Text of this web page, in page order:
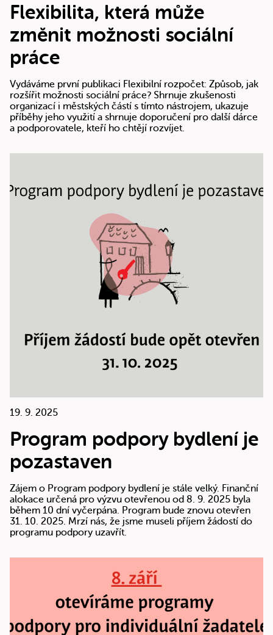
Flexibilita, která může
změnit možnosti sociální
práce
Vydáváme první publikaci Flexibilní rozpočet: Způsob, jak
rozšířit možnosti sociální práce? Shrnuje zkušenosti
organizací i městských částí s tímto nástrojem, ukazuje
příběhy jeho využití a shrnuje doporučení pro další dárce
a podporovatele, kteří ho chtějí rozvíjet.
19. 9. 2025
Program podpory bydlení je
pozastaven
Zájem o Program podpory bydlení je stále velký. Finanční
alokace určená pro výzvu otevřenou od 8. 9. 2025 byla
během 10 dní vyčerpána. Program bude znovu otevřen
31. 10. 2025. Mrzí nás, že jsme museli příjem žádostí do
programu podpory uzavřít.